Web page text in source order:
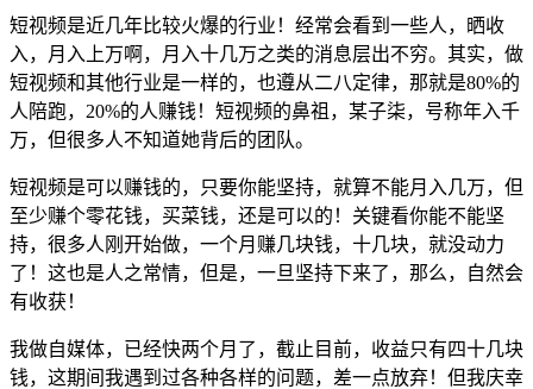
短视频是近几年比较火爆的行业！经常会看到一些人，晒收
入，月入上万啊，月入十几万之类的消息层出不穷。其实，做
短视频和其他行业是一样的，也遵从二八定律，那就是80%的
人陪跑，20%的人赚钱！短视频的鼻祖，某子柒，号称年入千
万，但很多人不知道她背后的团队。
短视频是可以赚钱的，只要你能坚持，就算不能月入几万，但
至少赚个零花钱，买菜钱，还是可以的！关键看你能不能坚
持，很多人刚开始做，一个月赚几块钱，十几块，就没动力
了！这也是人之常情，但是，一旦坚持下来了，那么，自然会
有收获！
我做自媒体，已经快两个月了，截止目前，收益只有四十几块
钱，这期间我遇到过各种各样的问题，差一点放弃！但我庆幸